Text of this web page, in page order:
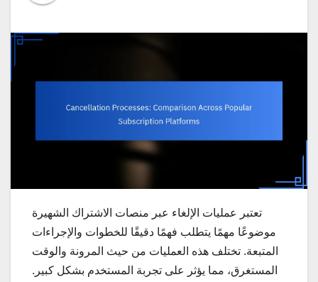
تعتبر عمليات الإلغاء عبر منصات الاشتراك الشهيرة
موضوعًا مهمًا يتطلب فهمًا دقيقًا للخطوات والإجراءات
المتبعة. تختلف هذه العمليات من حيث المرونة والوقت
المستغرق، مما يؤثر على تجربة المستخدم بشكل كبير.